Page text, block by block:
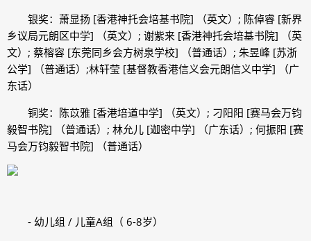
银奖：萧显扬 [香港神托会培基书院] （英文）; 陈倬睿 [新界
乡议局元朗区中学] （英文）; 谢紫来 [香港神托会培基书院] （英
文）; 蔡榕容 [东莞同乡会方树泉学校] （普通话）; 朱昱峰 [苏浙
公学] （普通话）;林轩莹 [基督教香港信义会元朗信义中学] （广
东话）
铜奖：陈苡雅 [香港培道中学] （英文）; 刁阳阳 [赛马会万钧
毅智书院] （普通话）; 林允儿 [迦密中学] （广东话）; 何振阳 [赛
马会万钧毅智书院] （普通话）
- 幼儿组 / 儿童A组（ 6-8岁）